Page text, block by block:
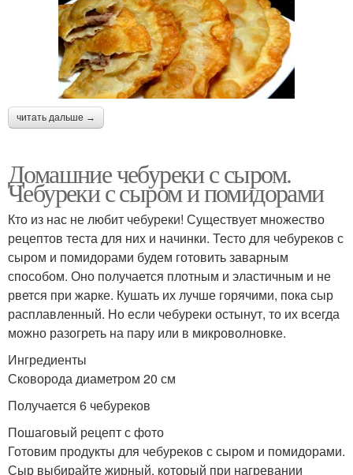
читать дальше →
Домашние чебуреки с сыром.
Чебуреки с сыром и помидорами
Кто из нас не любит чебуреки! Существует множество
рецептов теста для них и начинки. Тесто для чебуреков с
сыром и помидорами будем готовить заварным
способом. Оно получается плотным и эластичным и не
рвется при жарке. Кушать их лучше горячими, пока сыр
расплавленный. Но если чебуреки остынут, то их всегда
можно разогреть на пару или в микроволновке.
Ингредиенты
Сковорода диаметром 20 см
Получается 6 чебуреков
Пошаговый рецепт с фото
Готовим продукты для чебуреков с сыром и помидорами.
Сыр выбирайте жирный, который при нагревании